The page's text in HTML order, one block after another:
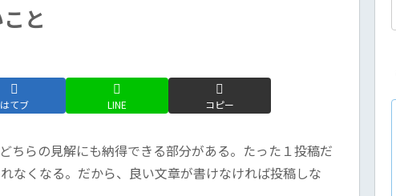
と
はてブ LINE コピー
ちらの見解にも納得できる部分がある。たった１投稿だ
なくなる。だから、良い文章が書けなければ投稿しな